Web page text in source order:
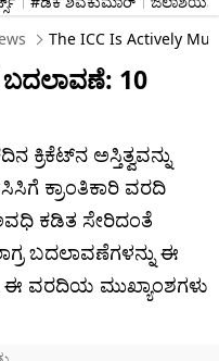
The ICC Is Actively
ಬದಲಾವಣೆ: 10
ಕ್ರಿಕೆಟ್‌ನ ಅಸ್ತಿತ್ವವನ್ನು
ಕ್ರಾಂತಿಕಾರಿ ವರದಿ
ಕಡಿತ ಸೇರಿದಂತೆ
ಬದಲಾವಣೆಗಳನ್ನು ಈ
ವರದಿಯ ಮುಖ್ಯಾಂಶಗಳು